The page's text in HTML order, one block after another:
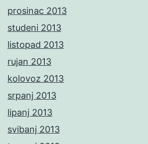
prosinac 2013
studeni 2013
listopad 2013
rujan 2013
kolovoz 2013
srpanj 2013
lipanj 2013
svibanj 2013